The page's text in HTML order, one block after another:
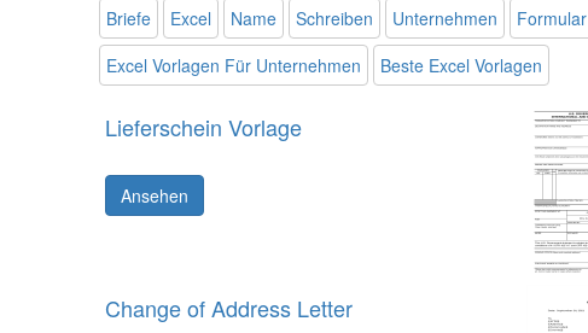
Briefe Excel Name Schreiben Unternehmen Formular
Excel Vorlagen Für Unternehmen
Beste Excel Vorlagen
Lieferschein Vorlage
Ansehen
Change of Address Letter